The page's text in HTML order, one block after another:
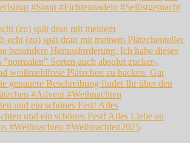
(zu) spät dran mit meinem
und ein schönes Fest! Alles